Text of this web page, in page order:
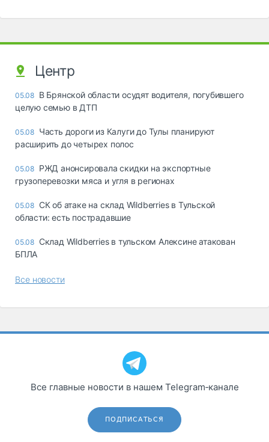
Центр
05.08 В Брянской области осудят водителя, погубившего
целую семью в ДТП
05.08 Часть дороги из Калуги до Тулы планируют
расширить до четырех полос
05.08 РЖД анонсировала скидки на экспортные
грузоперевозки мяса и угля в регионах
05.08 СК об атаке на склад Wildberries в Тульской
области: есть пострадавшие
05.08 Склад Wildberries в тульском Алексине атакован
БПЛА
Все новости
Все главные новости в нашем Telegram‑канале
ПОДПИСАТЬСЯ